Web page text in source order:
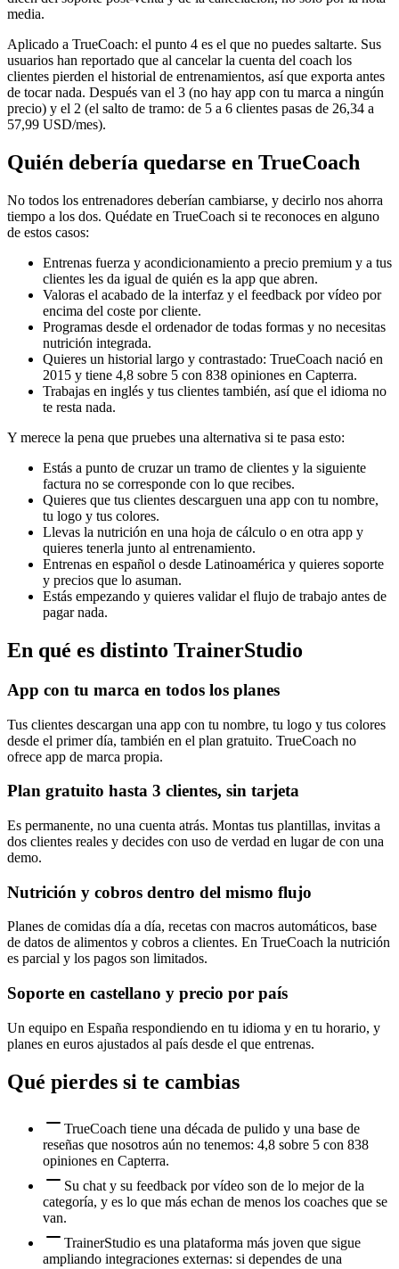
media.
Aplicado a TrueCoach: el punto 4 es el que no puedes saltarte. Sus
usuarios han reportado que al cancelar la cuenta del coach los
clientes pierden el historial de entrenamientos, así que exporta antes
de tocar nada. Después van el 3 (no hay app con tu marca a ningún
precio) y el 2 (el salto de tramo: de 5 a 6 clientes pasas de 26,34 a
57,99 USD/mes).
Quién debería quedarse en TrueCoach
No todos los entrenadores deberían cambiarse, y decirlo nos ahorra
tiempo a los dos. Quédate en TrueCoach si te reconoces en alguno
de estos casos:
Entrenas fuerza y acondicionamiento a precio premium y a tus
clientes les da igual de quién es la app que abren.
Valoras el acabado de la interfaz y el feedback por vídeo por
encima del coste por cliente.
Programas desde el ordenador de todas formas y no necesitas
nutrición integrada.
Quieres un historial largo y contrastado: TrueCoach nació en
2015 y tiene 4,8 sobre 5 con 838 opiniones en Capterra.
Trabajas en inglés y tus clientes también, así que el idioma no
te resta nada.
Y merece la pena que pruebes una alternativa si te pasa esto:
Estás a punto de cruzar un tramo de clientes y la siguiente
factura no se corresponde con lo que recibes.
Quieres que tus clientes descarguen una app con tu nombre,
tu logo y tus colores.
Llevas la nutrición en una hoja de cálculo o en otra app y
quieres tenerla junto al entrenamiento.
Entrenas en español o desde Latinoamérica y quieres soporte
y precios que lo asuman.
Estás empezando y quieres validar el flujo de trabajo antes de
pagar nada.
En qué es distinto TrainerStudio
App con tu marca en todos los planes
Tus clientes descargan una app con tu nombre, tu logo y tus colores
desde el primer día, también en el plan gratuito. TrueCoach no
ofrece app de marca propia.
Plan gratuito hasta 3 clientes, sin tarjeta
Es permanente, no una cuenta atrás. Montas tus plantillas, invitas a
dos clientes reales y decides con uso de verdad en lugar de con una
demo.
Nutrición y cobros dentro del mismo flujo
Planes de comidas día a día, recetas con macros automáticos, base
de datos de alimentos y cobros a clientes. En TrueCoach la nutrición
es parcial y los pagos son limitados.
Soporte en castellano y precio por país
Un equipo en España respondiendo en tu idioma y en tu horario, y
planes en euros ajustados al país desde el que entrenas.
Qué pierdes si te cambias
TrueCoach tiene una década de pulido y una base de
reseñas que nosotros aún no tenemos: 4,8 sobre 5 con 838
opiniones en Capterra.
Su chat y su feedback por vídeo son de lo mejor de la
categoría, y es lo que más echan de menos los coaches que se
van.
TrainerStudio es una plataforma más joven que sigue
ampliando integraciones externas: si dependes de una